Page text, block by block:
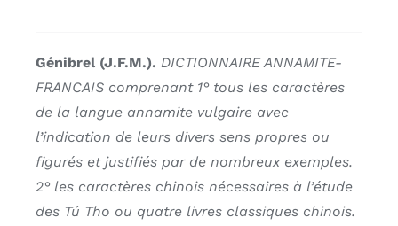
Génibrel (J.F.M.). DICTIONNAIRE ANNAMITE-
FRANCAIS comprenant 1° tous les caractères
de la langue annamite vulgaire avec
l’indication de leurs divers sens propres ou
figurés et justifiés par de nombreux exemples.
2° les caractères chinois nécessaires à l’étude
des Tú Tho ou quatre livres classiques chinois.